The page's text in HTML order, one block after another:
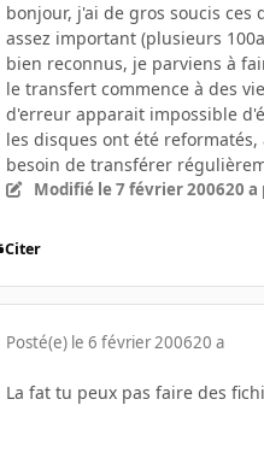
bonjour, j'ai de gros soucis
assez important (plusieurs
bien reconnus, je parviens à
le transfert commence à des
d'erreur apparait impossible
les disques ont été
besoin de transférer
Modifié le 7 février 200620 a
Citer
Posté(e) le 6 février 200620 a
La fat tu peux pas faire des